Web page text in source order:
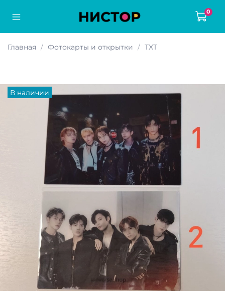
0
Главная Фотокарты и открытки TXT
В наличии